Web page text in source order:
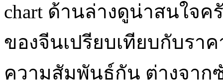
chart ด้านล่างดูน่าสนใจค
ของจีนเปรียบเทียบกับรา
ความสัมพันธ์กัน ต่างจาก